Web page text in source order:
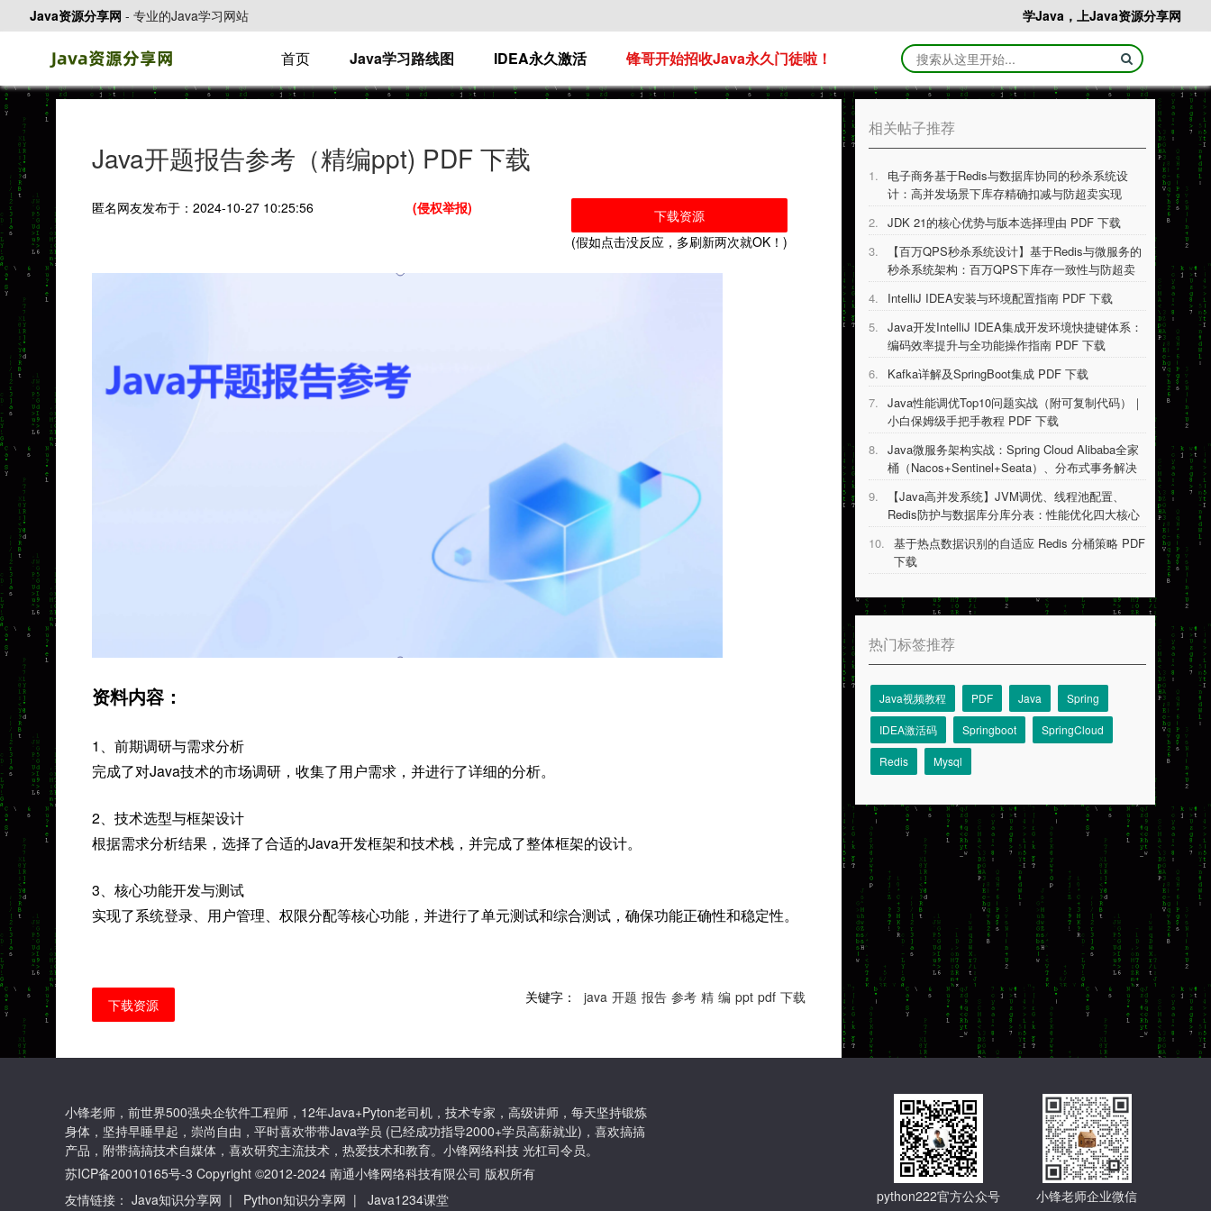
Java资源分享网 - 专业的Java学习网站 学Java，上Java资源分享网
首页 Java学习路线图 IDEA永久激活 锋哥开始招收Java永久门徒啦！
Java开题报告参考（精编ppt) PDF 下载
匿名网友发布于：2024-10-27 10:25:56 (侵权举报)
下载资源
(假如点击没反应，多刷新两次就OK！)
资料内容：
1、前期调研与需求分析
完成了对Java技术的市场调研，收集了用户需求，并进行了详细的分析。
2、技术选型与框架设计
根据需求分析结果，选择了合适的Java开发框架和技术栈，并完成了整体框架的设计。
3、核心功能开发与测试
实现了系统登录、用户管理、权限分配等核心功能，并进行了单元测试和综合测试，确保功能正确性和稳定性。
下载资源 关键字： java 开题 报告 参考 精 编 ppt pdf 下载
相关帖子推荐
1.
电子商务基于Redis与数据库协同的秒杀系统设
计：高并发场景下库存精确扣减与防超卖实现
PDF 下载
2. JDK 21的核⼼优势与版本选择理由 PDF 下载
3.
【百万QPS秒杀系统设计】基于Redis与微服务的
秒杀系统架构：百万QPS下库存一致性与防超卖
技术实现 PDF 下载
4.
IntelliJ IDEA安装与环境配置指南 PDF 下载
5. Java开发IntelliJ IDEA集成开发环境快捷键体系：
编码效率提升与全功能操作指南 PDF 下载
6.
Kafka详解及SpringBoot集成 PDF 下载
7. Java性能调优Top10问题实战（附可复制代码）｜
小白保姆级手把手教程 PDF 下载
8. Java微服务架构实战：Spring Cloud Alibaba全家
桶（Nacos+Sentinel+Seata）、分布式事务解决
方案等 PDF 下载
9.
【Java高并发系统】JVM调优、线程池配置、
Redis防护与数据库分库分表：性能优化四大核心
技术详解 PDF 下载
10. 基于热点数据识别的自适应 Redis 分桶策略 PDF
下载
热门标签推荐
Java视频教程 PDF Java Spring
IDEA激活码 Springboot SpringCloud
Redis Mysql
小锋老师，前世界500强央企软件工程师，12年Java+Pyton老司机，技术专家，高级讲师，每天坚持锻炼
身体，坚持早睡早起，崇尚自由，平时喜欢带带Java学员 (已经成功指导2000+学员高薪就业)，喜欢搞搞
产品，附带搞搞技术自媒体，喜欢研究主流技术，热爱技术和教育。小锋网络科技 光杠司令员。
苏ICP备20010165号-3 Copyright ©2012-2024 南通小锋网络科技有限公司 版权所有
友情链接： Java知识分享网 | Python知识分享网 | Java1234课堂 python222官方公众号 小锋老师企业微信